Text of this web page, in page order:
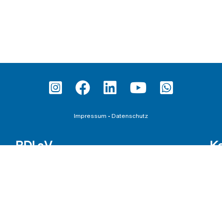
Impressum •Datenschutz
BDI e.V.